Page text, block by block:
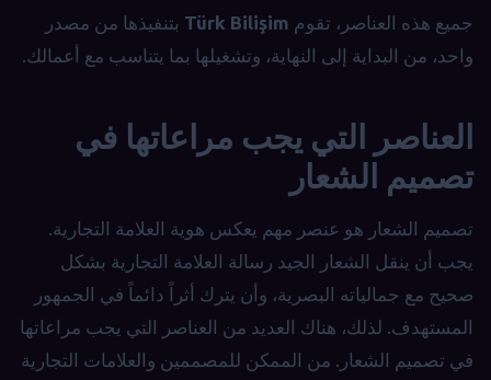
جميع هذه العناصر، تقوم Türk Bilişim بتنفيذها من مصدر
واحد، من البداية إلى النهاية، وتشغيلها بما يتناسب مع أعمالك.
العناصر التي يجب مراعاتها في
تصميم الشعار
تصميم الشعار هو عنصر مهم يعكس هوية العلامة التجارية.
يجب أن ينقل الشعار الجيد رسالة العلامة التجارية بشكل
صحيح مع جمالياته البصرية، وأن يترك أثراً دائماً في الجمهور
المستهدف. لذلك، هناك العديد من العناصر التي يجب مراعاتها
في تصميم الشعار. من الممكن للمصممين والعلامات التجارية